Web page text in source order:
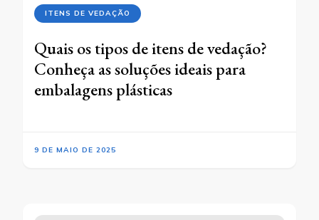
ITENS DE VEDAÇÃO
Quais os tipos de itens de vedação?
Conheça as soluções ideais para
embalagens plásticas
9 DE MAIO DE 2025